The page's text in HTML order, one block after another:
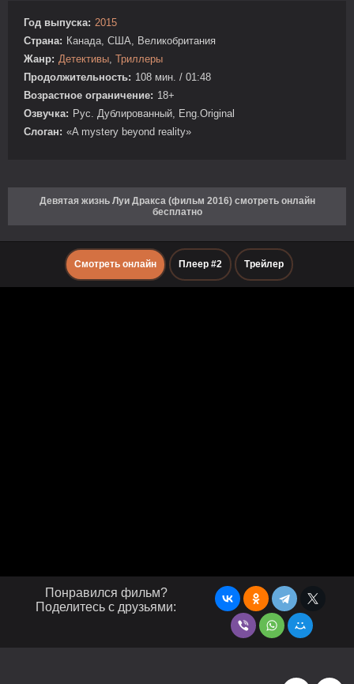
Год выпуска: 2015
Страна: Канада, США, Великобритания
Жанр: Детективы Триллеры
Продолжительность: 108 мин. / 01:48
Возрастное ограничение: 18+
Озвучка: Рус. Дублированный, Eng.Original
Слоган: «A mystery beyond reality»
Девятая жизнь Луи Дракса (фильм 2016) смотреть онлайн
бесплатно
Смотреть онлайн Плеер #2 Трейлер
Понравился фильм?
Поделитесь с друзьями: